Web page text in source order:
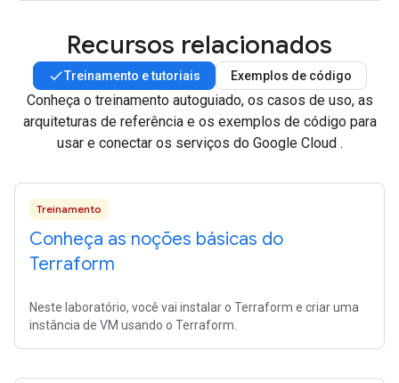
Recursos relacionados
Treinamento e tutoriais Exemplos de código
Conheça o treinamento autoguiado, os casos de uso, as
arquiteturas de referência e os exemplos de código para
usar e conectar os serviços do Google Cloud .
Treinamento
Conheça as noções básicas do
Terraform
Neste laboratório, você vai instalar o Terraform e criar uma
instância de VM usando o Terraform.